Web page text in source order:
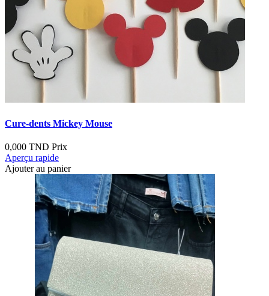
Cure-dents Mickey Mouse
0,000 TND Prix
Aperçu rapide
Ajouter au panier